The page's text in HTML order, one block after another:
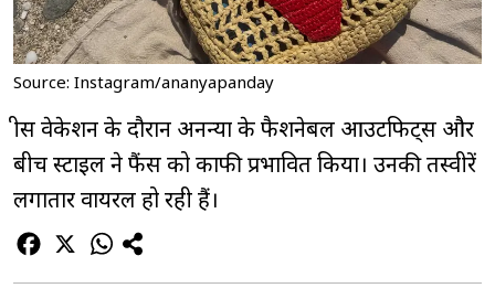
Source: Instagram/ananyapanday
ग्रीस वेकेशन के दौरान अनन्या के फैशनेबल आउटफिट्स और
बीच स्टाइल ने फैंस को काफी प्रभावित किया। उनकी तस्वीरें
लगातार वायरल हो रही हैं।